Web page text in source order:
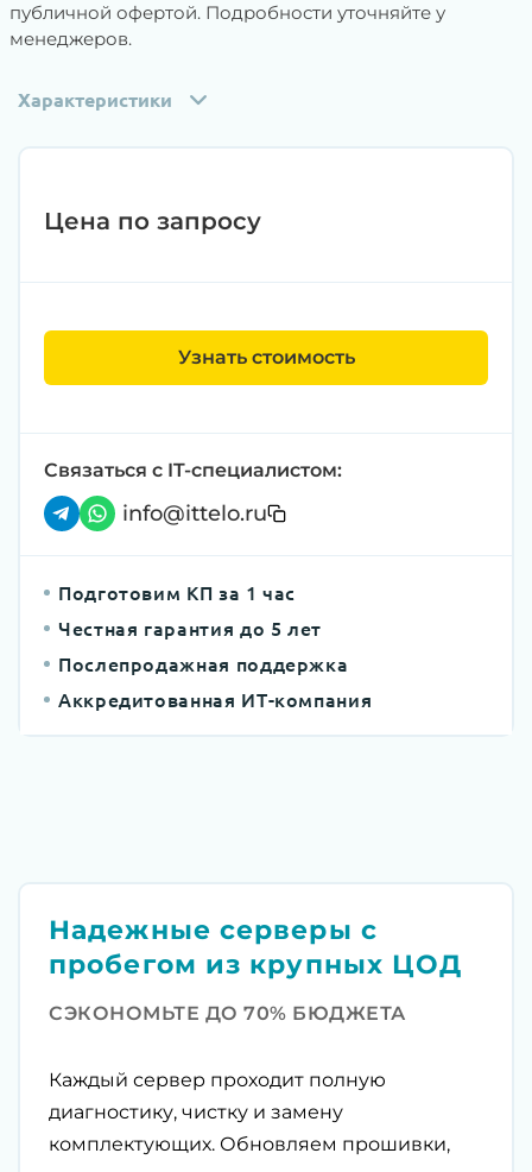
публичной офертой. Подробности уточняйте у
менеджеров.
Характеристики
Цена по запросу
Узнать стоимость
Связаться с IT-специалистом:
info@ittelo.ru
Подготовим КП за 1 час
Честная гарантия до 5 лет
Послепродажная поддержка
Аккредитованная ИТ-компания
Надежные серверы с
пробегом из крупных ЦОД
СЭКОНОМЬТЕ ДО 70% БЮДЖЕТА
Каждый сервер проходит полную
диагностику, чистку и замену
комплектующих. Обновляем прошивки,